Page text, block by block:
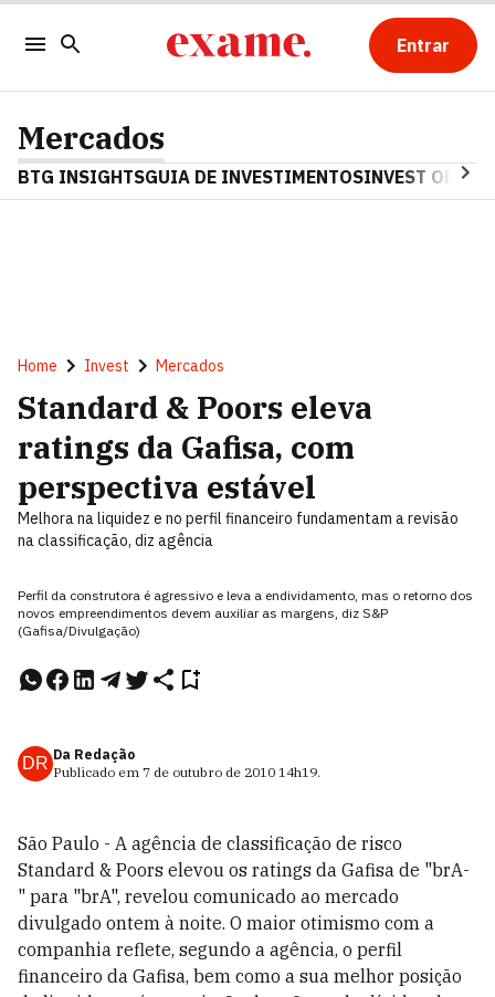
Entrar
Mercados
BTG INSIGHTSGUIA DE INVESTIMENTOSINVEST OPINA
Home Invest Mercados
Standard & Poors eleva
ratings da Gafisa, com
perspectiva estável
Melhora na liquidez e no perfil financeiro fundamentam a revisão
na classificação, diz agência
Perfil da construtora é agressivo e leva a endividamento, mas o retorno dos
novos empreendimentos devem auxiliar as margens, diz S&P
(Gafisa/Divulgação)
DR Da Redação
Publicado em 7 de outubro de 2010 14h19.
São Paulo - A agência de classificação de risco
Standard & Poors elevou os ratings da Gafisa de "brA-
" para "brA", revelou comunicado ao mercado
divulgado ontem à noite. O maior otimismo com a
companhia reflete, segundo a agência, o perfil
financeiro da Gafisa, bem como a sua melhor posição